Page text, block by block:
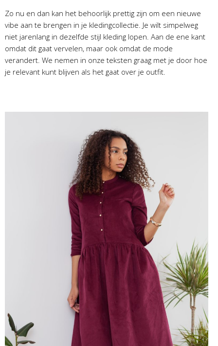
Zo nu en dan kan het behoorlijk prettig zijn om een nieuwe
vibe aan te brengen in je kledingcollectie. Je wilt simpelweg
niet jarenlang in dezelfde stijl kleding lopen. Aan de ene kant
omdat dit gaat vervelen, maar ook omdat de mode
verandert. We nemen in onze teksten graag met je door hoe
je relevant kunt blijven als het gaat over je outfit.